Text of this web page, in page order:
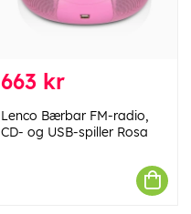
663 kr
Lenco Bærbar FM-radio,
CD- og USB-spiller Rosa